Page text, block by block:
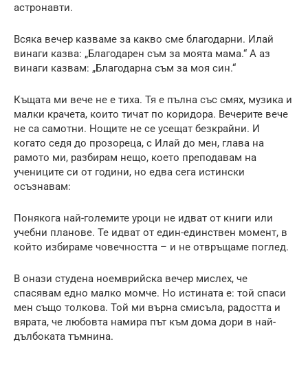
астронавти.
Всяка вечер казваме за какво сме благодарни. Илай
винаги казва: „Благодарен съм за моята мама.“ А аз
винаги казвам: „Благодарна съм за моя син.“
Къщата ми вече не е тиха. Тя е пълна със смях, музика и
малки крачета, които тичат по коридора. Вечерите вече
не са самотни. Нощите не се усещат безкрайни. И
когато седя до прозореца, с Илай до мен, глава на
рамото ми, разбирам нещо, което преподавам на
учениците си от години, но едва сега истински
осъзнавам:
Понякога най-големите уроци не идват от книги или
учебни планове. Те идват от един-единствен момент, в
който избираме човечността – и не отвръщаме поглед.
В онази студена ноемврийска вечер мислех, че
спасявам едно малко момче. Но истината е: той спаси
мен също толкова. Той ми върна смисъла, радостта и
вярата, че любовта намира път към дома дори в най-
дълбоката тъмнина.